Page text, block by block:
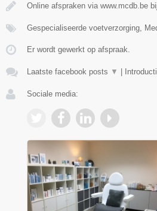
Online afspraken via www.mcdb.be bij
Gespecialiseerde voetverzorging,
Er wordt gewerkt op afspraak.
Laatste facebook posts ▼
Sociale media: